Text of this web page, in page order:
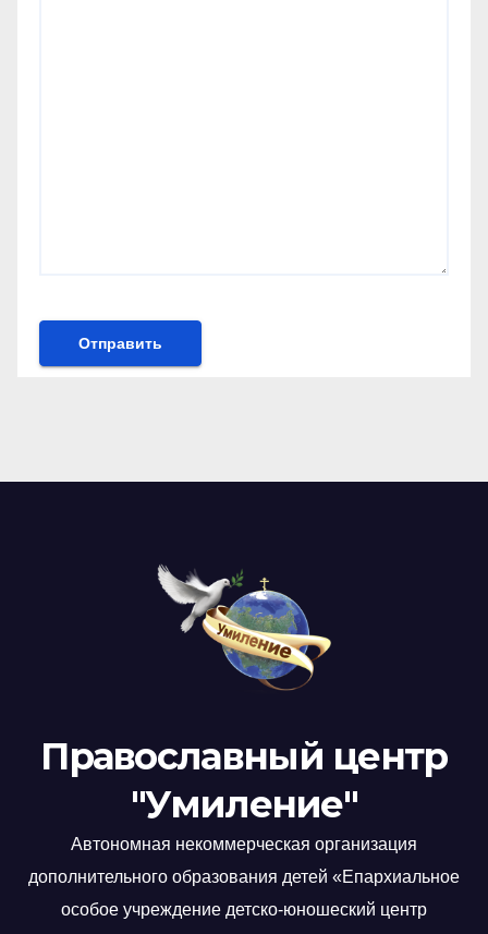
Православный центр
"Умиление"
Автономная некоммерческая организация
дополнительного образования детей «Епархиальное
особое учреждение детско-юношеский центр